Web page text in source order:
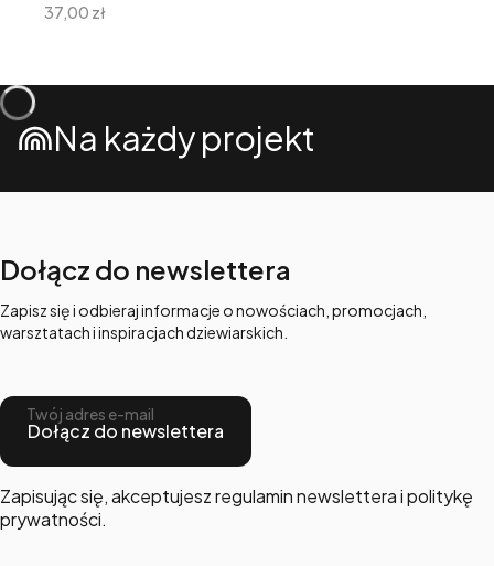
Cena
37,00 zł
Na każdy projekt
Dołącz do newslettera
Zapisz się i odbieraj informacje o nowościach, promocjach,
warsztatach i inspiracjach dziewiarskich.
Twój adres e-mail
Dołącz do newslettera
Zapisując się, akceptujesz regulamin newslettera i politykę
prywatności.